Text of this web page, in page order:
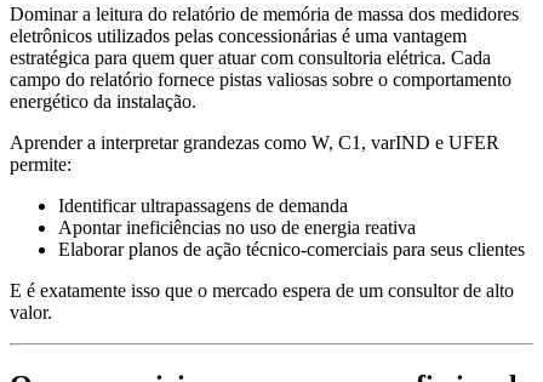
Dominar a leitura do relatório de memória de massa dos medidores
eletrônicos utilizados pelas concessionárias é uma vantagem
estratégica para quem quer atuar com consultoria elétrica. Cada
campo do relatório fornece pistas valiosas sobre o comportamento
energético da instalação.
Aprender a interpretar grandezas como W, C1, varIND e UFER
permite:
Identificar ultrapassagens de demanda
Apontar ineficiências no uso de energia reativa
Elaborar planos de ação técnico-comerciais para seus clientes
E é exatamente isso que o mercado espera de um consultor de alto
valor.